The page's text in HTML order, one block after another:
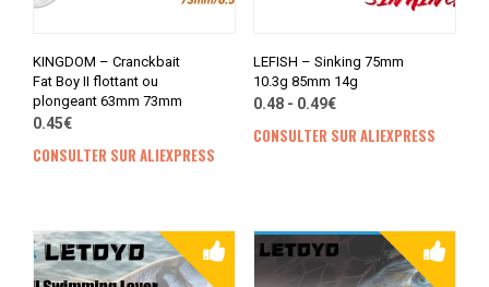
KINGDOM – Cranckbait
Fat Boy II flottant ou
plongeant 63mm 73mm
0.45€
CONSULTER SUR ALIEXPRESS
LEFISH – Sinking 75mm
10.3g 85mm 14g
0.48 - 0.49€
CONSULTER SUR ALIEXPRESS